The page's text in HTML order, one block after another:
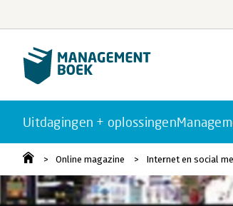
Uitdagingen + oplossingen
Online magazine Internet en social